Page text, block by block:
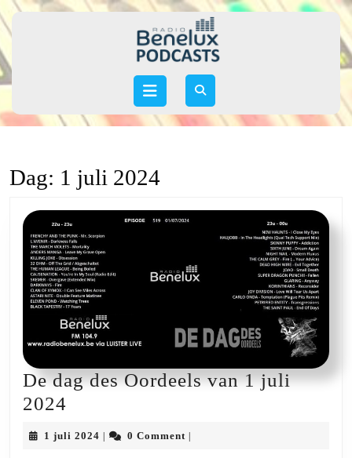
Skip
to
Open
Dag: 1 juli 2024
De dag des Oordeels van 1 juli
2024
1 juli 2024 1
0 Comment